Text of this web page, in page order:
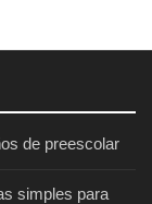
de preescolar
simples para